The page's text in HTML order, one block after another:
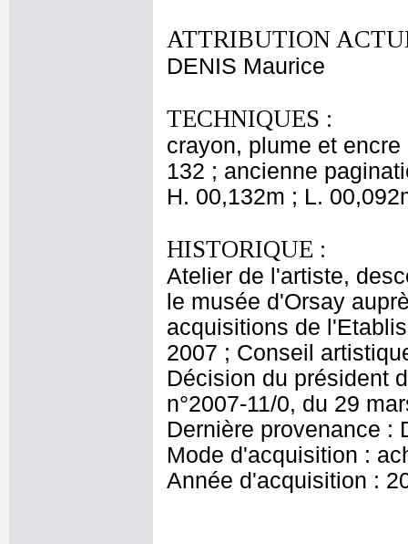
ATTRIBUTION
DENIS Maurice
TECHNIQUES :
crayon, plume et
132 ; ancienne
H. 00,132m ; L.
HISTORIQUE :
Atelier de l'artiste,
le musée d'Orsay
acquisitions de
2007 ; Conseil
Décision du président
n°2007-11/0, du 29
Dernière provenance :
Mode d'acquisition :
Année d'acquisition :